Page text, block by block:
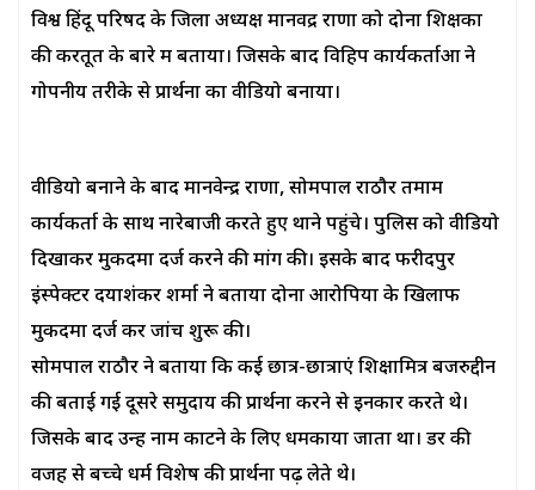
विश्व हिंदू परिषद के जिला अध्यक्ष मानवेंद्र राणा को दोनों शिक्षकों
की करतूत के बारे में बताया। जिसके बाद विहिप कार्यकर्ताओं ने
गोपनीय तरीके से प्रार्थना का वीडियो बनाया।
वीडियो बनाने के बाद मानवेन्द्र राणा, सोमपाल राठौर तमाम
कार्यकर्ता के साथ नारेबाजी करते हुए थाने पहुंचे। पुलिस को वीडियो
दिखाकर मुकदमा दर्ज करने की मांग की। इसके बाद फरीदपुर
इंस्पेक्टर दयाशंकर शर्मा ने बताया दोनों आरोपियों के खिलाफ
मुकदमा दर्ज कर जांच शुरू की।
सोमपाल राठौर ने बताया कि कई छात्र-छात्राएं शिक्षामित्र बजरुद्दीन
की बताई गई दूसरे समुदाय की प्रार्थना करने से इनकार करते थे।
जिसके बाद उन्हें नाम काटने के लिए धमकाया जाता था। डर की
वजह से बच्चे धर्म विशेष की प्रार्थना पढ़ लेते थे।